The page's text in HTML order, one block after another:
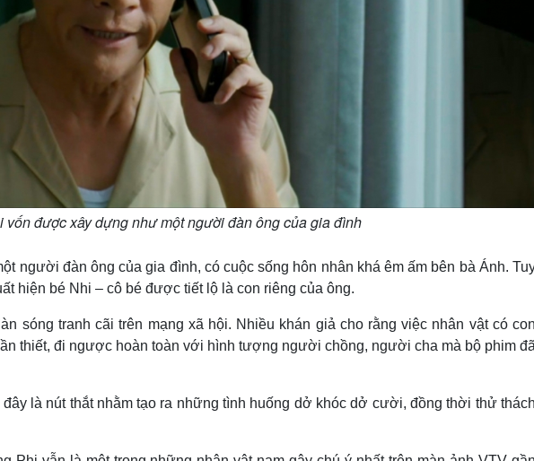
vốn được xây dựng như một người đàn ông của gia đình
người đàn ông của gia đình, có cuộc sống hôn nhân khá êm ấm bên bà Ánh.
hiện bé Nhi – cô bé được tiết lộ là con riêng của ông.
sóng tranh cãi trên mạng xã hội. Nhiều khán giả cho rằng việc nhân vật có con
thiết, đi ngược hoàn toàn với hình tượng người chồng, người cha mà bộ phim đã
là nút thắt nhằm tạo ra những tình huống dở khóc dở cười, đồng thời thử thách